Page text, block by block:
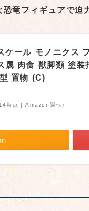
恐竜フィギュアで迫
ール モノニクス
属 肉食 獣脚類 塗
置物 (C)
時点 | Amazon調べ）